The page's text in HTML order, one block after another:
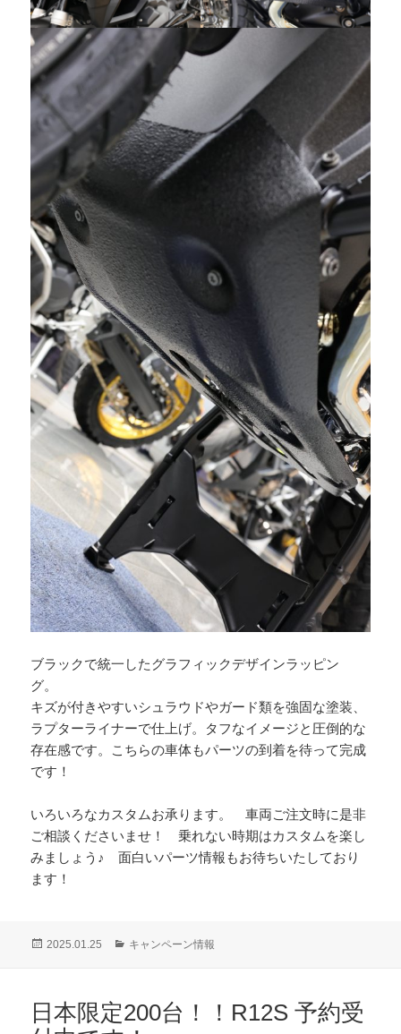
ブラックで統一したグラフィックデザインラッピン
グ。
キズが付きやすいシュラウドやガード類を強固な塗装、
ラプターライナーで仕上げ。タフなイメージと圧倒的な
存在感です。こちらの車体もパーツの到着を待って完成
です！
いろいろなカスタムお承ります。 車両ご注文時に是非
ご相談くださいませ！ 乗れない時期はカスタムを楽し
みましょう♪ 面白いパーツ情報もお待ちいたしており
ます！
投
2025.01.25
カ
ー
キャンペーン情報
日本限定200台！！R12S 予約受